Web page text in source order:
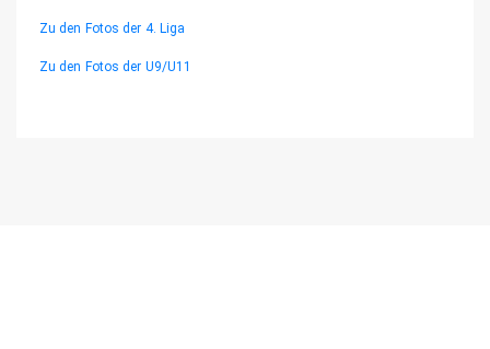
Zu den Fotos der 4. Liga
Zu den Fotos der U9/U11